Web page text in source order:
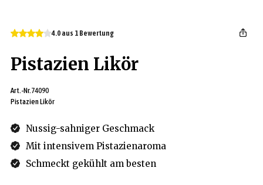
4.0 aus 1 Bewertung
Pistazien Likör
Art.-Nr.74090
Pistazien Likör
Nussig-sahniger Geschmack
Mit intensivem Pistazienaroma
Schmeckt gekühlt am besten